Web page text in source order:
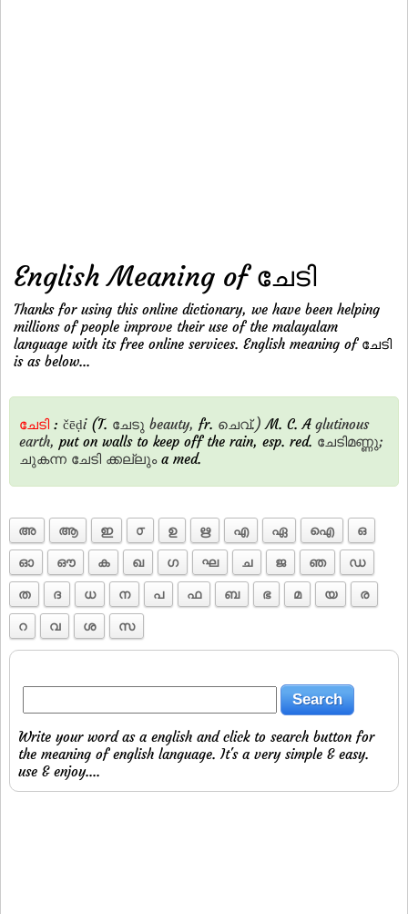
English Meaning of ചേടി
Thanks for using this online dictionary, we have been helping
millions of people improve their use of the malayalam
language with its free online services. English meaning of ചേടി
is as below...
ചേടി : čēḍi(T. ചേടു beauty, fr. ചെവ്.) M. C. A glutinous
earth, put on walls to keep off the rain, esp. red. ചേടിമണ്ണു;
ചുകന്ന ചേടി ക്കല്ലുംa med.
അ ആ ഇ ൦ ഉ ഋ എ ഏ ഐ ഒ
ഓ ഔ ക ഖ ഗ ഘ ച ജ ഞ ഡ
ത ദ ധ ന പ ഫ ബ ഭ മ യ ര
റ വ ശ സ
Write your word as a english and click to search button for
the meaning of english language. It's a very simple & easy.
use & enjoy....